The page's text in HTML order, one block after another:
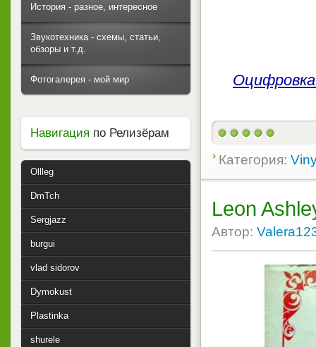
Оцифровка
Категория:
Leon
Автор:
История - разное, интересное
Звукотехника - схемы, статьи,
обзоры и т.д.
Фотогалерея - мой мир
Навигация по Релизёрам
Ollleg
DmTch
Sergjazz
burgui
vlad sidorov
Dymokust
Plastinka
shurele